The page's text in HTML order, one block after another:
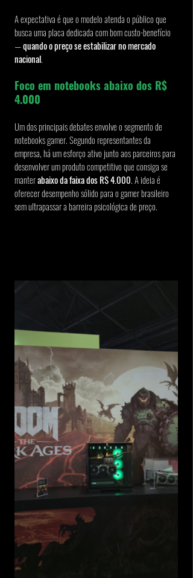
A expectativa é que o modelo atenda o público que
busca uma placa dedicada com bom custo-benefício
— quando o preço se estabilizar no mercado
nacional.
Foco em notebooks abaixo dos R$
4.000
Um dos principais debates envolve o segmento de
notebooks gamer. Segundo representantes da
empresa, há um esforço ativo junto aos parceiros para
desenvolver um produto competitivo que consiga se
manter abaixo da faixa dos R$ 4.000. A ideia é
oferecer desempenho sólido para o gamer brasileiro
sem ultrapassar a barreira psicológica de preço.